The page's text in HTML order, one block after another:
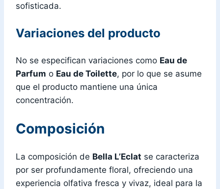
sofisticada.
Variaciones del producto
No se especifican variaciones como Eau de
Parfum o Eau de Toilette, por lo que se asume
que el producto mantiene una única
concentración.
Composición
La composición de Bella L’Eclat se caracteriza
por ser profundamente floral, ofreciendo una
experiencia olfativa fresca y vivaz, ideal para la